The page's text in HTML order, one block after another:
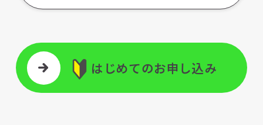
はじめてのお申し込み